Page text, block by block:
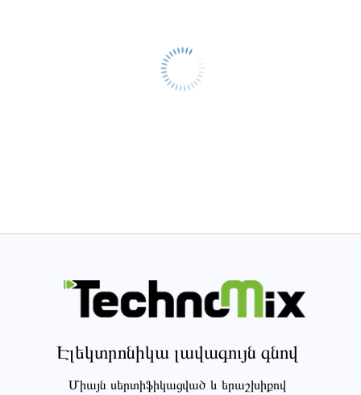
Էլեկտրոնիկա լավագույն գնով
Միայն սերտիֆիկացված և երաշխիքով